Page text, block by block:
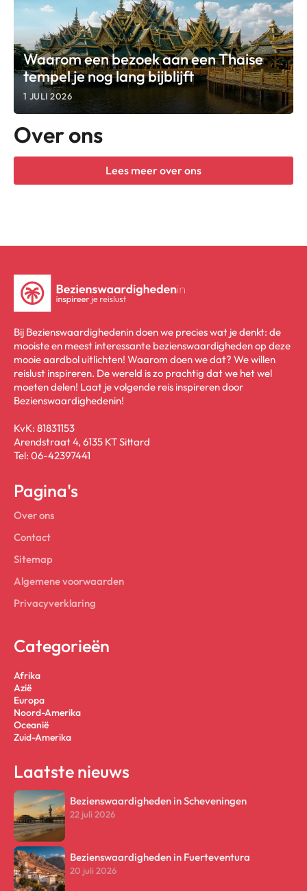
Waarom een bezoek aan een Thaise
tempel je nog lang bijblijft
1 JULI 2026
Over ons
Lees meer over ons
Bij Bezienswaardighedenin doen we precies wat je denkt: de
mooiste en meest interessante bezienswaardigheden op deze
mooie aardbol uitlichten! Waarom doen we dat? We willen
reislust inspireren. De wereld is zo prachtig dat we het wel
moeten delen! Laat je volgende reis inspireren door
Bezienswaardighedenin!
KvK: 81831153
Arendstraat 4, 6135 KT Sittard
Tel: 06-42397441
Pagina's
Over ons
Contact
Sitemap
Algemene voorwaarden
Privacyverklaring
Categorieën
Afrika
Azië
Europa
Noord-Amerika
Oceanië
Zuid-Amerika
Laatste nieuws
Bezienswaardigheden in Scheveningen
22 juli 2026
Bezienswaardigheden in Fuerteventura
20 juli 2026